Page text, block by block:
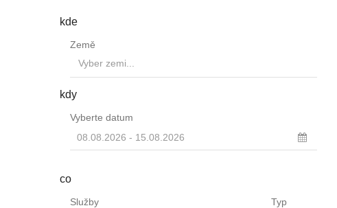
kde
Země
kdy
Vyberte datum
co
Služby
Typ